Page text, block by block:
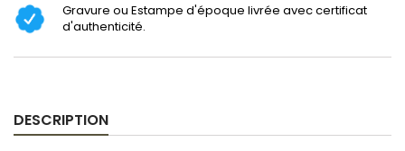
Gravure ou Estampe d'époque livrée avec certificat
d'authenticité.
DESCRIPTION